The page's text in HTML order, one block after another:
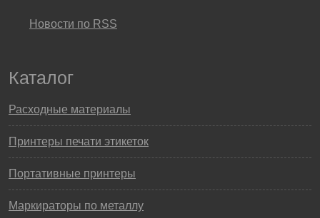
Новости по RSS
Каталог
Расходные материалы
Принтеры печати этикеток
Портативные принтеры
Маркираторы по металлу